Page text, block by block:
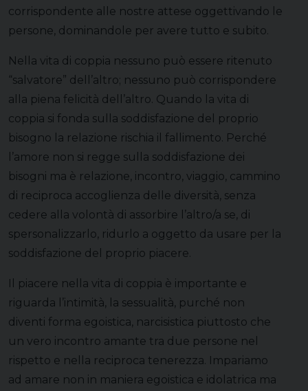
corrispondente alle nostre attese oggettivando le
persone, dominandole per avere tutto e subito.
Nella vita di coppia nessuno può essere ritenuto
“salvatore” dell’altro; nessuno può corrispondere
alla piena felicità dell’altro. Quando la vita di
coppia si fonda sulla soddisfazione del proprio
bisogno la relazione rischia il fallimento. Perché
l’amore non si regge sulla soddisfazione dei
bisogni ma è relazione, incontro, viaggio, cammino
di reciproca accoglienza delle diversità, senza
cedere alla volontà di assorbire l’altro/a se, di
spersonalizzarlo, ridurlo a oggetto da usare per la
soddisfazione del proprio piacere.
Il piacere nella vita di coppia è importante e
riguarda l’intimità, la sessualità, purché non
diventi forma egoistica, narcisistica piuttosto che
un vero incontro amante tra due persone nel
rispetto e nella reciproca tenerezza. Impariamo
ad amare non in maniera egoistica e idolatrica ma